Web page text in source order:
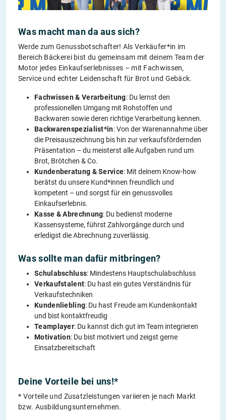
Was macht man da aus sich?
Werde zum Genussbotschafter! Als Verkäufer*in im
Bereich Bäckerei bist du gemeinsam mit deinem Team der
Motor jedes Einkaufserlebnisses – mit Fachwissen,
Service und echter Leidenschaft für Brot und Gebäck.
Fachwissen & Verarbeitung: Du lernst den
professionellen Umgang mit Rohstoffen und
Backwaren sowie deren richtige Verarbeitung kennen.
Backwarenspezialist*in: Von der Warenannahme über
die Preisauszeichnung bis hin zur verkaufsfördernden
Präsentation – du meisterst alle Aufgaben rund um
Brot, Brötchen & Co.
Kundenberatung & Service: Mit deinem Know-how
berätst du unsere Kund*innen freundlich und
kompetent – und sorgst für ein genussvolles
Einkaufserlebnis.
Kasse & Abrechnung: Du bedienst moderne
Kassensysteme, führst Zahlvorgänge durch und
erledigst die Abrechnung zuverlässig.
Was sollte man dafür mitbringen?
Schulabschluss: Mindestens Hauptschulabschluss
Verkaufstalent: Du hast ein gutes Verständnis für
Verkaufstechniken
Kundenliebling: Du hast Freude am Kundenkontakt
und bist kontaktfreudig
Teamplayer: Du kannst dich gut im Team integrieren
Motivation: Du bist motiviert und zeigst gerne
Einsatzbereitschaft
Deine Vorteile bei uns!*
* Vorteile und Zusatzleistungen variieren je nach Markt
bzw. Ausbildungsunternehmen.